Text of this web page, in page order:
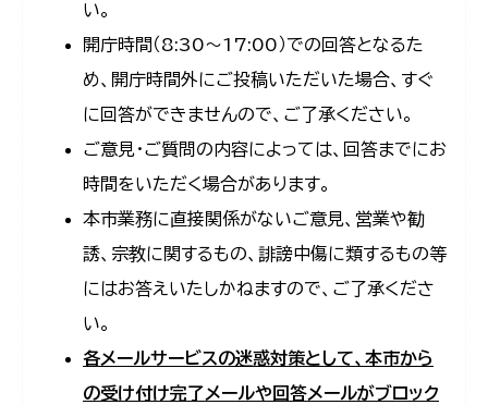
い。
開庁時間（8:30〜17:00）での回答となるた
め、開庁時間外にご投稿いただいた場合、すぐ
に回答ができませんので、ご了承ください。
ご意見・ご質問の内容によっては、回答までにお
時間をいただく場合があります。
本市業務に直接関係がないご意見、営業や勧
誘、宗教に関するもの、誹謗中傷に類するもの等
にはお答えいたしかねますので、ご了承くださ
い。
各メールサービスの迷惑対策として、本市から
の受け付け完了メールや回答メールがブロック